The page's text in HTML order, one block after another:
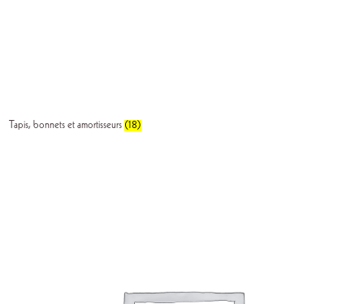
Tapis, bonnets et amortisseurs (18)